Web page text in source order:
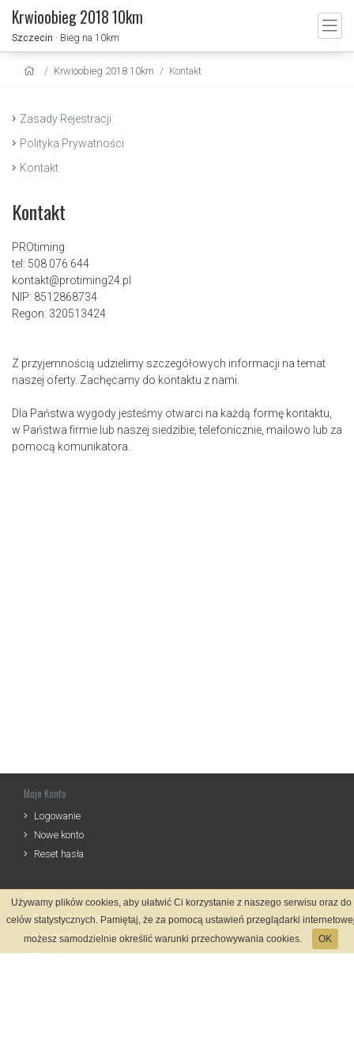
Krwioobieg 2018 10km
Szczecin · Bieg na 10km
Krwioobieg 2018 10km Kontakt
Zasady Rejestracji
Polityka Prywatności
Kontakt
Kontakt
PROtiming
tel: 508 076 644
kontakt@protiming24.pl
NIP: 8512868734
Regon: 320513424
Z przyjemnością udzielimy szczegółowych informacji na temat
naszej oferty. Zachęcamy do kontaktu z nami.
Dla Państwa wygody jesteśmy otwarci na każdą formę kontaktu,
w Państwa firmie lub naszej siedzibie, telefonicznie, mailowo lub za
pomocą komunikatora.
Moje Konto
Logowanie
Nowe konto
Reset hasła
Informacje
Zasady Rejestracji
Polityka Prywatności
Kontakt
Używamy plików cookies, aby ułatwić Ci korzystanie z naszego serwisu oraz do
celów statystycznych. Pamiętaj, że za pomocą ustawień przeglądarki
możesz samodzielnie określić warunki przechowywania cookies.
OK